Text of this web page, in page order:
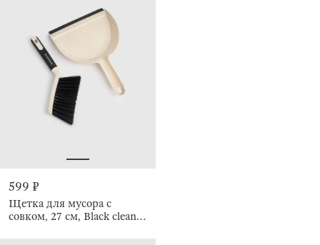
599 ₽
Щетка для мусора с
совком, 27 см, Black clean